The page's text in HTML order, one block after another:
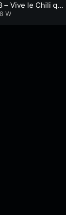
– Vive le Chili qui
fait croire à dem
W